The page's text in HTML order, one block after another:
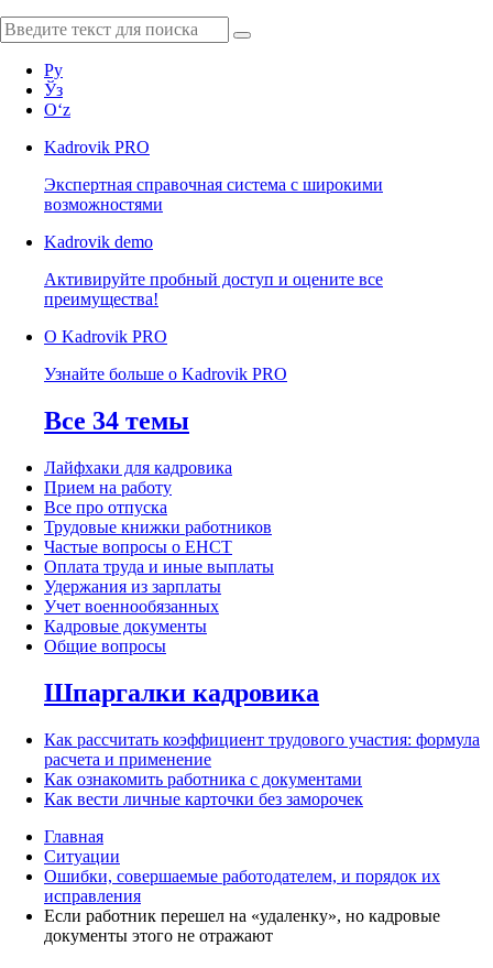
Ру
Ўз
Oʻz
Kadrovik PRO
Экспертная справочная система с широкими
возможностями
Kadrovik demo
Активируйте пробный доступ и оцените все
преимущества!
О Kadrovik PRO
Узнайте больше о Kadrovik PRO
Все 34 темы
Лайфхаки для кадровика
Прием на работу
Все про отпуска
Трудовые книжки работников
Частые вопросы о ЕНСТ
Оплата труда и иные выплаты
Удержания из зарплаты
Учет военнообязанных
Кадровые документы
Общие вопросы
Шпаргалки кадровика
Как рассчитать коэффициент трудового участия: формула
расчета и применение
Как ознакомить работника с документами
Как вести личные карточки без заморочек
Главная
Ситуации
Ошибки, совершаемые работодателем, и порядок их
исправления
Если работник перешел на «удаленку», но кадровые
документы этого не отражают